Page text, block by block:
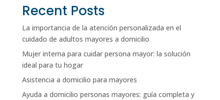
Recent Posts
La importancia de la atención personalizada en el
cuidado de adultos mayores a domicilio
Mujer interna para cuidar persona mayor: la solución
ideal para tu hogar
Asistencia a domicilio para mayores
Ayuda a domicilio personas mayores: guía completa y